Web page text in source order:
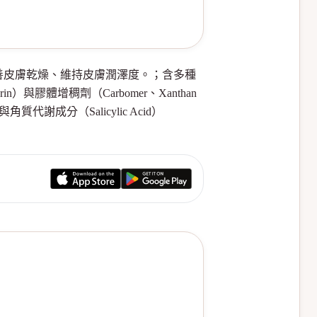
膚乾燥、維持皮膚潤澤度。；含多種
）與膠體增稠劑（Carbomer、Xanthan
角質代謝成分（Salicylic Acid）